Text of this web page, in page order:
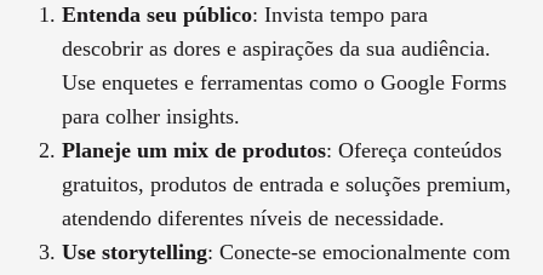
Entenda seu público: Invista tempo para
descobrir as dores e aspirações da sua audiência.
Use enquetes e ferramentas como o Google Forms
para colher insights.
Planeje um mix de produtos: Ofereça conteúdos
gratuitos, produtos de entrada e soluções premium,
atendendo diferentes níveis de necessidade.
Use storytelling: Conecte-se emocionalmente com